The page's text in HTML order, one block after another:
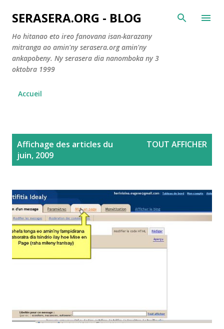
Accéder au contenu principal
SERASERA.ORG - BLOG
Ho hitanao eto ireo fanovana isan-karazany
mitranga ao amin'ny serasera.org amin'ny
ankapobeny. Ny serasera dia nanomboka ny 3
oktobra 1999
Accueil
Affichage des articles du
juin, 2009
TOUT AFFICHER